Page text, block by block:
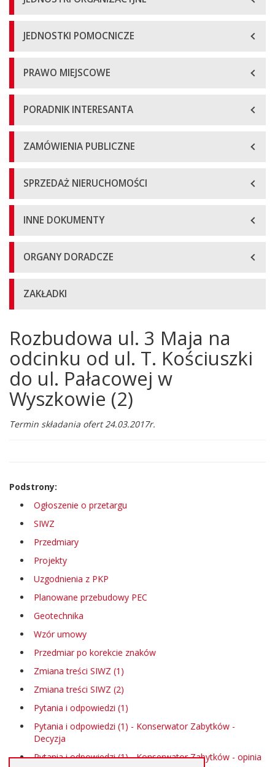
JEDNOSTKI POMOCNICZE
PRAWO MIEJSCOWE
PORADNIK INTERESANTA
ZAMÓWIENIA PUBLICZNE
SPRZEDAŻ NIERUCHOMOŚCI
INNE DOKUMENTY
ORGANY DORADCZE
ZAKŁADKI
Główna
treść
strony
Rozbudowa ul. 3 Maja na
odcinku od ul. T. Kościuszki
do ul. Pałacowej w
Wyszkowie (2)
Termin składania ofert 24.03.2017r.
Podstrony:
Ogłoszenie o przetargu
SIWZ
Przedmiary
Projekty
Uzgodnienia z PKP
Planowane przebudowy PEC
Geotechnika
Wzór umowy
Przedmiar po korekcie znaków
Zmiana treści SIWZ (1)
Zmiana treści SIWZ (2)
Pytania i odpowiedzi (1)
Pytania i odpowiedzi (1) - Konserwator Zabytków -
Decyzja
Pytania i odpowiedzi (1) - Konserwator Zabytków - opinia